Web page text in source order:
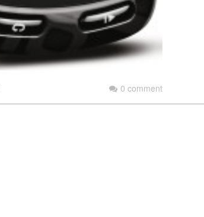
0 comment